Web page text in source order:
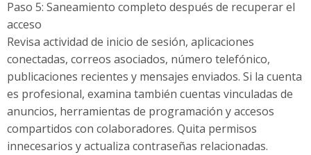
Paso 5: Saneamiento completo después de recuperar el
acceso
Revisa actividad de inicio de sesión, aplicaciones
conectadas, correos asociados, número telefónico,
publicaciones recientes y mensajes enviados. Si la cuenta
es profesional, examina también cuentas vinculadas de
anuncios, herramientas de programación y accesos
compartidos con colaboradores. Quita permisos
innecesarios y actualiza contraseñas relacionadas.